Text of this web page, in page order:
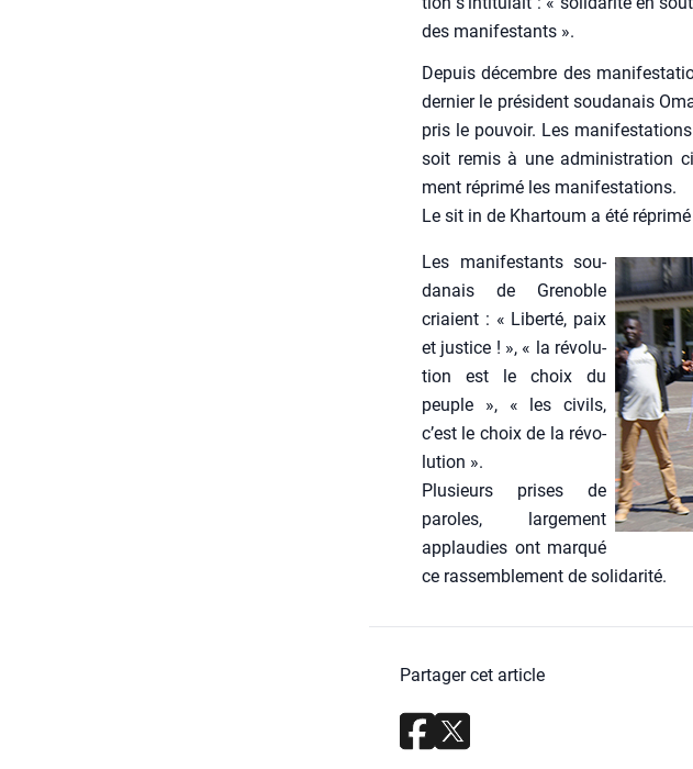
des mani­fes­tants ».
Depuis décembre des
der­nier le pré­sident sou­da­nais
pris le pou­voir. Les
soit remis à une admi­nis­tra­tion
ment répri­mé les mani­fes­ta­tions.
Le sit in de Khar­toum a été
Les mani­fes­tants sou­
da­nais de Gre­noble
criaient : « Liber­té, paix
et jus­tice ! », « la révo­lu­
tion est le choix du
peuple », « les civils,
c’est le choix de la révo­
lu­tion ».
Plu­sieurs prises de
paroles, lar­ge­ment
applau­dies ont mar­qué
ce ras­sem­ble­ment de soli­da­ri­té.
Partager cet article